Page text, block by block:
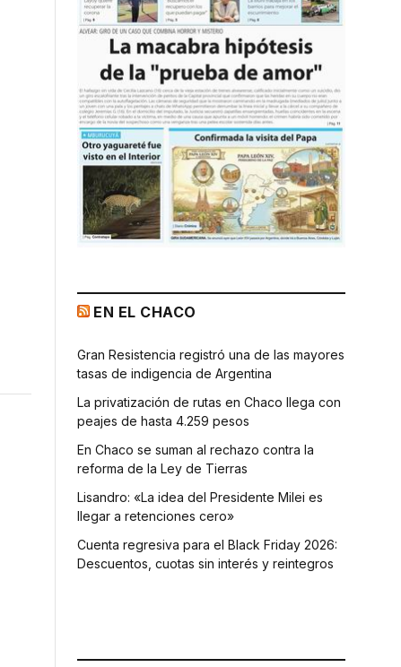
EN EL CHACO
Gran Resistencia registró una de las mayores
tasas de indigencia de Argentina
La privatización de rutas en Chaco llega con
peajes de hasta 4.259 pesos
En Chaco se suman al rechazo contra la
reforma de la Ley de Tierras
Lisandro: «La idea del Presidente Milei es
llegar a retenciones cero»
Cuenta regresiva para el Black Friday 2026:
Descuentos, cuotas sin interés y reintegros